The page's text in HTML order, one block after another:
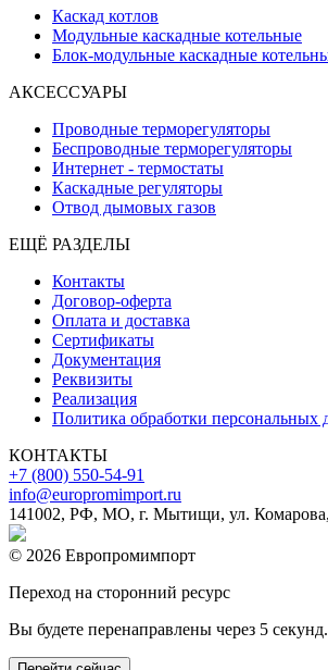
Каскад котлов
Модульные каскадные котельные
Блок-модульные каскадные
АКСЕССУАРЫ
Проводные терморегуляторы
Беспроводные терморегуляторы
Интернет - термостаты
Каскадные регуляторы
Отвод дымовых газов
ЕЩЁ РАЗДЕЛЫ
Контакты
Договор-оферта
Оплата и доставка
Сертификаты
Документация
Реквизиты
Реализация
Политика обработки персональных
КОНТАКТЫ
+7 (800) 550-54-91
info@europromimport.ru
141002, РФ, МО, г. Мытищи, ул. Комарова,
© 2026 Европромимпорт
Переход на сторонний ресурс
Вы будете перенаправлены через 5 секунд.